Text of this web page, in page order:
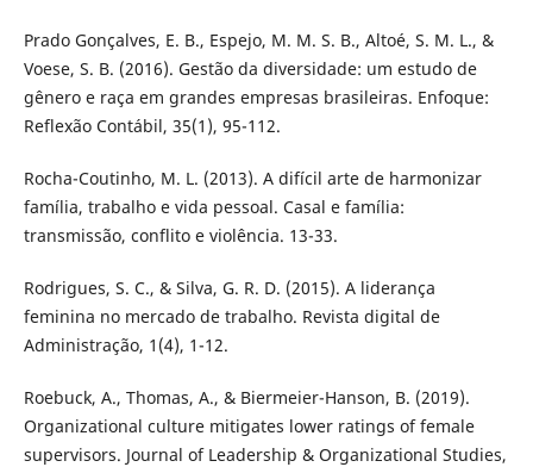
Prado Gonçalves, E. B., Espejo, M. M. S. B., Altoé, S. M. L., &
Voese, S. B. (2016). Gestão da diversidade: um estudo de
gênero e raça em grandes empresas brasileiras. Enfoque:
Reflexão Contábil, 35(1), 95-112.
Rocha-Coutinho, M. L. (2013). A difícil arte de harmonizar
família, trabalho e vida pessoal. Casal e família:
transmissão, conflito e violência. 13-33.
Rodrigues, S. C., & Silva, G. R. D. (2015). A liderança
feminina no mercado de trabalho. Revista digital de
Administração, 1(4), 1-12.
Roebuck, A., Thomas, A., & Biermeier-Hanson, B. (2019).
Organizational culture mitigates lower ratings of female
supervisors. Journal of Leadership & Organizational Studies,